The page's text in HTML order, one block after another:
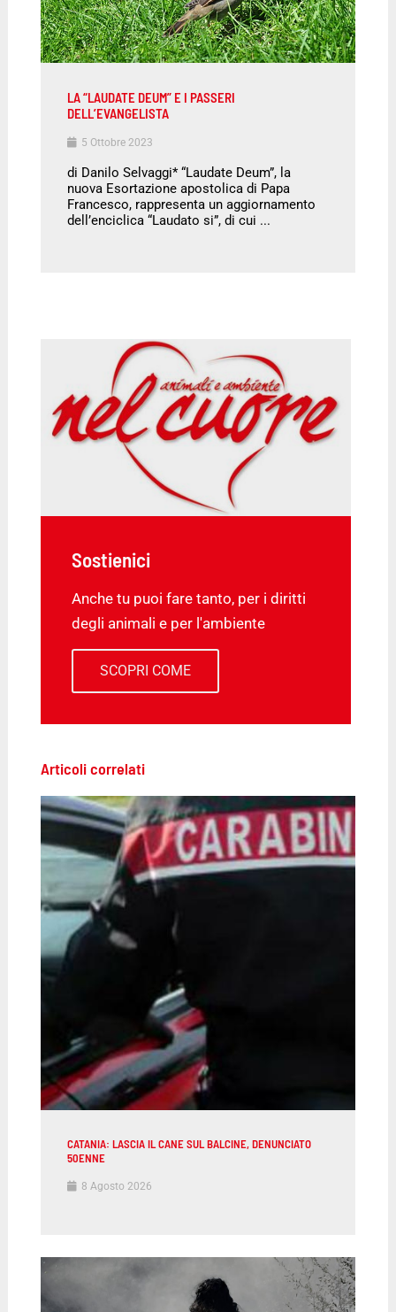
LA “LAUDATE DEUM” E I PASSERI
DELL’EVANGELISTA
5 Ottobre 2023
di Danilo Selvaggi* “Laudate Deum”, la
nuova Esortazione apostolica di Papa
Francesco, rappresenta un aggiornamento
dell’enciclica “Laudato si”, di cui ...
Sostienici
Anche tu puoi fare tanto, per i diritti
degli animali e per l'ambiente
SCOPRI COME
Articoli correlati
CATANIA: LASCIA IL CANE SUL BALCINE, DENUNCIATO
50ENNE
8 Agosto 2026